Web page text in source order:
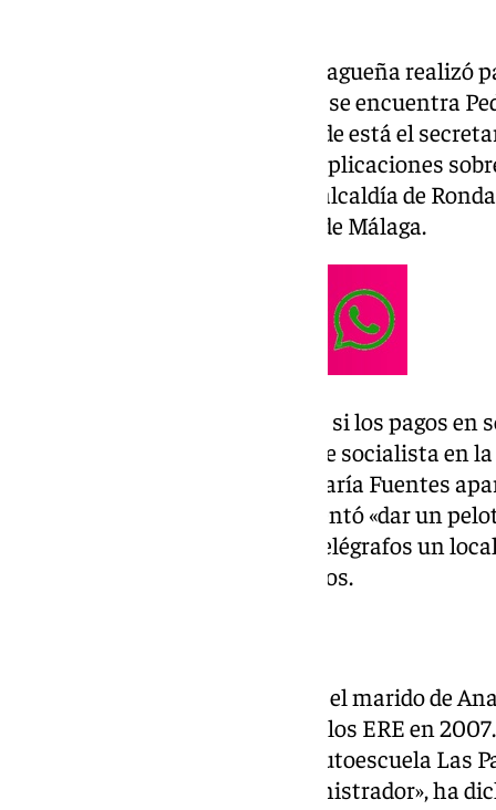
Ortega ha subrayado que la malagueña realizó
partido socialista, entre los que se encuentra
superaban los mil euros. «¿Dónde está el
Josele debe comparecer y dar explicaciones
Fuentes ha sido candidata a la alcaldía de
diputada nacional por el PSOE de Málaga.
Los malagueños merecen saber si los pagos
durante su etapa como dirigente socialista en
Ortega ha recordado que Ana María Fuentes
el caso Ábalos y Koldo y que intentó «dar un
Sociedad Estatal de Correos y Telégrafos un
el ‘popular’, más de 750.000 euros.
«Tampoco podemos olvidar que el marido de
subvencionados por el PSOE de los ERE en
200.000 euros en ayudas a la autoescuela Las
cónyuge era propietario y administrador», ha